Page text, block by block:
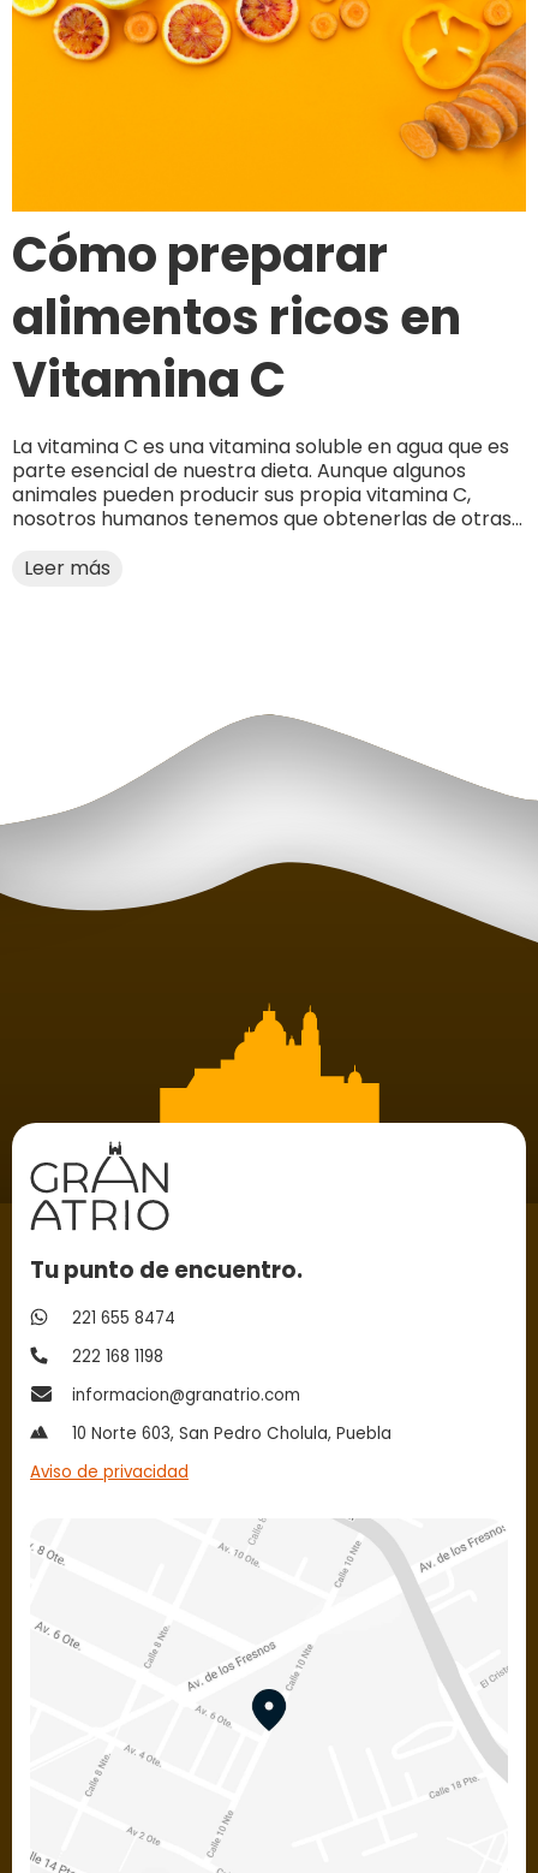
Cómo preparar
alimentos ricos en
Vitamina C
La vitamina C es una vitamina soluble en agua que es
parte esencial de nuestra dieta. Aunque algunos
animales pueden producir sus propia vitamina C,
nosotros humanos tenemos que obtenerlas de otras...
Leer más
Tu punto de encuentro.
221 655 8474
222 168 1198
informacion@granatrio.com
10 Norte 603, San Pedro Cholula, Puebla
Aviso de privacidad